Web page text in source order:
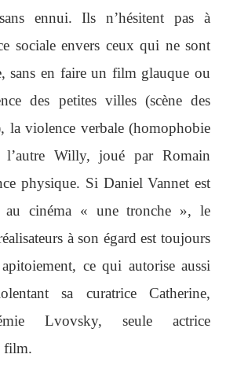
ennui. Ils n’hésitent pas à
sociale envers ceux qui ne sont
sans en faire un film glauque ou
des petites villes (scène des
la violence verbale (homophobie
l’autre Willy, joué par Romain
physique. Si Daniel Vannet est
au cinéma « une tronche », le
à son égard est toujours
ce qui autorise aussi
sa curatrice Catherine,
Lvovsky, seule actrice
film.